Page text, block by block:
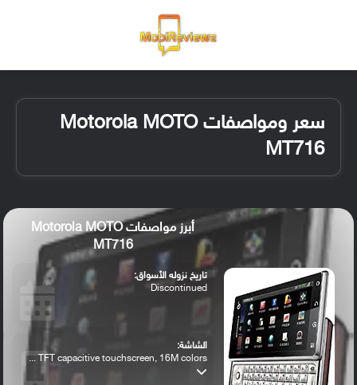
سعر ومواصفات Motorola MOTO
MT716
أبرز مواصفات Motorola MOTO
MT716
تاريخ نزوله الأسواق:
Discontinued
الشاشة:
TFT capacitive touchscreen, 16M colors ...